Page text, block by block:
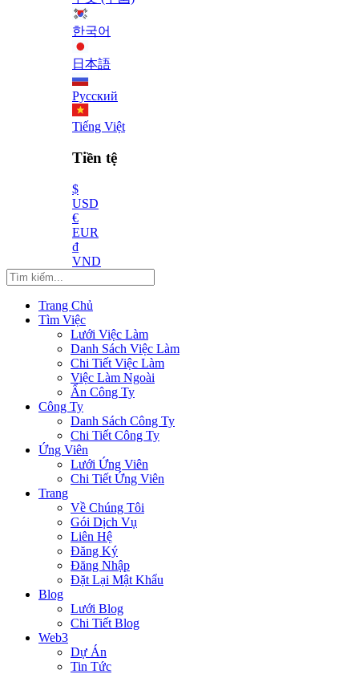
한국어
日本語
Русский
Tiếng Việt
Tiền tệ
$
USD
€
EUR
₫
VND
Trang Chủ
Tìm Việc
Lưới Việc Làm
Danh Sách Việc Làm
Chi Tiết Việc Làm
Việc Làm Ngoài
Ẩn Công Ty
Công Ty
Danh Sách Công Ty
Chi Tiết Công Ty
Ứng Viên
Lưới Ứng Viên
Chi Tiết Ứng Viên
Trang
Về Chúng Tôi
Gói Dịch Vụ
Liên Hệ
Đăng Ký
Đăng Nhập
Đặt Lại Mật Khẩu
Blog
Lưới Blog
Chi Tiết Blog
Web3
Dự Án
Tin Tức